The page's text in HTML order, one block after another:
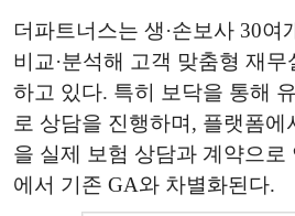
더파트너스는 생·손보사 30여
비교·분석해 고객 맞춤형 재
하고 있다. 특히 보닥을 통해
로 상담을 진행하며, 플랫폼에
을 실제 보험 상담과 계약으로
에서 기존 GA와 차별화된다.